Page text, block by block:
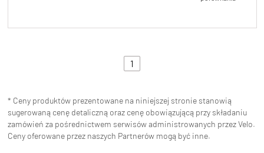
1
* Ceny produktów prezentowane na niniejszej stronie stanowią
sugerowaną cenę detaliczną oraz cenę obowiązującą przy składaniu
zamówień za pośrednictwem serwisów administrowanych przez Velo.
Ceny oferowane przez naszych Partnerów mogą być inne.